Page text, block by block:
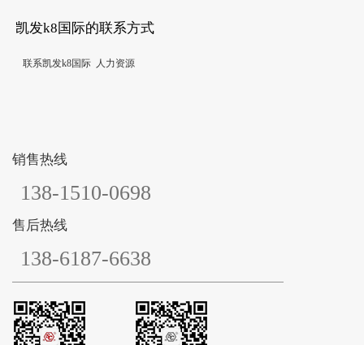
凯发k8国际的联系方式
联系凯发k8国际 人力资源
销售热线
138-1510-0698
售后热线
138-6187-6638